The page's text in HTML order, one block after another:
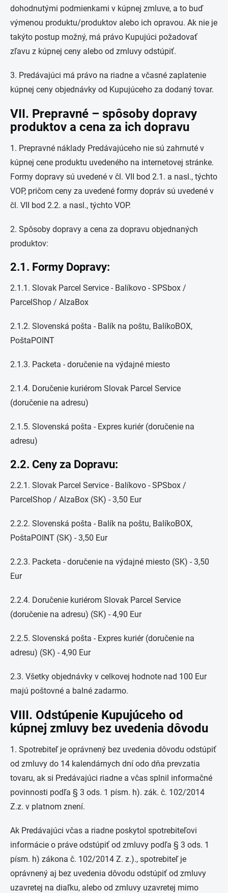
dohodnutými podmienkami v kúpnej zmluve, a to buď
výmenou produktu/produktov alebo ich opravou. Ak nie je
takýto postup možný, má právo Kupujúci požadovať
zľavu z kúpnej ceny alebo od zmluvy odstúpiť.
3. Predávajúci má právo na riadne a včasné zaplatenie
kúpnej ceny objednávky od Kupujúceho za dodaný tovar.
VII. Prepravné – spôsoby dopravy
produktov a cena za ich dopravu
1. Prepravné náklady Predávajúceho nie sú zahrnuté v
kúpnej cene produktu uvedeného na internetovej stránke.
Formy dopravy sú uvedené v čl. VII bod 2.1. a nasl., týchto
VOP, pričom ceny za uvedené formy dopráv sú uvedené v
čl. VII bod 2.2. a nasl., týchto VOP.
2. Spôsoby dopravy a cena za dopravu objednaných
produktov:
2.1. Formy Dopravy:
2.1.1. Slovak Parcel Service - Balíkovo - SPSbox /
ParcelShop / AlzaBox
2.1.2. Slovenská pošta - Balík na poštu, BalíkoBOX,
PoštaPOINT
2.1.3. Packeta - doručenie na výdajné miesto
2.1.4. Doručenie kuriérom Slovak Parcel Service
(doručenie na adresu)
2.1.5. Slovenská pošta - Expres kuriér (doručenie na
adresu)
2.2. Ceny za Dopravu:
2.2.1. Slovak Parcel Service - Balíkovo - SPSbox /
ParcelShop / AlzaBox (SK) - 3,50 Eur
2.2.2. Slovenská pošta - Balík na poštu, BalíkoBOX,
PoštaPOINT (SK) - 3,50 Eur
2.2.3. Packeta - doručenie na výdajné miesto (SK) - 3,50
Eur
2.2.4. Doručenie kuriérom Slovak Parcel Service
(doručenie na adresu) (SK) - 4,90 Eur
2.2.5. Slovenská pošta - Expres kuriér (doručenie na
adresu) (SK) - 4,90 Eur
2.3. Všetky objednávky v celkovej hodnote nad 100 Eur
majú poštovné a balné zadarmo.
VIII. Odstúpenie Kupujúceho od
kúpnej zmluvy bez uvedenia dôvodu
1. Spotrebiteľ je oprávnený bez uvedenia dôvodu odstúpiť
od zmluvy do 14 kalendárnych dní odo dňa prevzatia
tovaru, ak si Predávajúci riadne a včas splnil informačné
povinnosti podľa § 3 ods. 1 písm. h). zák. č. 102/2014
Z.z. v platnom znení.
Ak Predávajúci včas a riadne poskytol spotrebiteľovi
informácie o práve odstúpiť od zmluvy podľa § 3 ods. 1
písm. h) zákona č. 102/2014 Z. z.)., spotrebiteľ je
oprávnený aj bez uvedenia dôvodu odstúpiť od zmluvy
uzavretej na diaľku, alebo od zmluvy uzavretej mimo